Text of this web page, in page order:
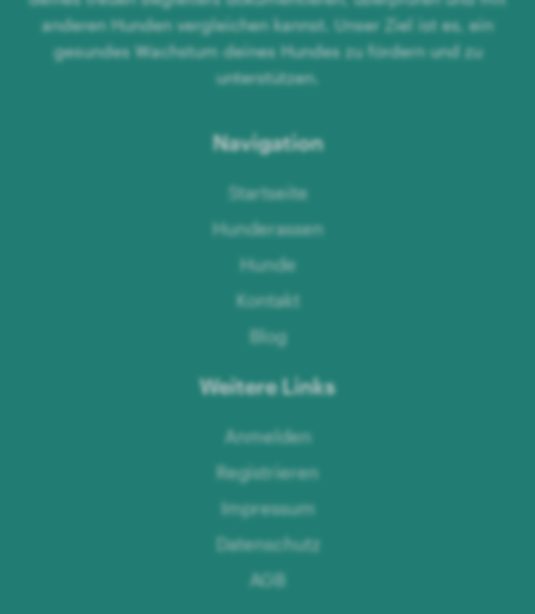
anderen Hunden vergleichen kannst. Unser Ziel ist es, ein
gesundes Wachstum deines Hundes zu fördern und zu
unterstützen.
Navigation
Startseite
Hunderassen
Hunde
Kontakt
Blog
Weitere Links
Anmelden
Registrieren
Impressum
Datenschutz
AGB